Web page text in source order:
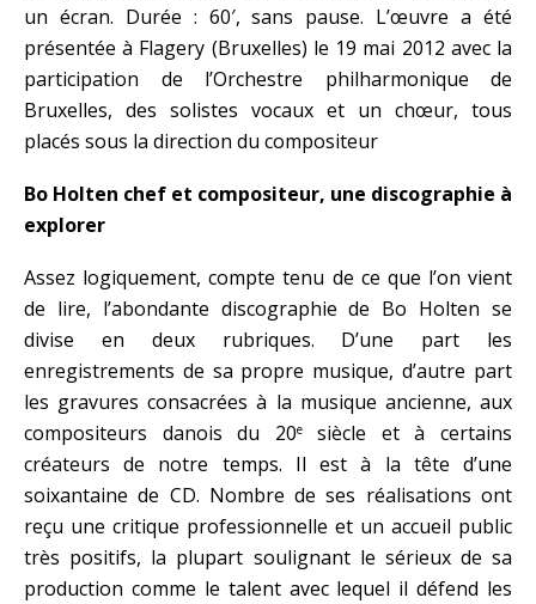
un écran. Durée : 60′, sans pause. L’œuvre a été
présentée à Flagery (Bruxelles) le 19 mai 2012 avec la
participation de l’Orchestre philharmonique de
Bruxelles, des solistes vocaux et un chœur, tous
placés sous la direction du compositeur
Bo Holten chef et compositeur, une discographie à
explorer
Assez logiquement, compte tenu de ce que l’on vient
de lire, l’abondante discographie de Bo Holten se
divise en deux rubriques. D’une part les
enregistrements de sa propre musique, d’autre part
les gravures consacrées à la musique ancienne, aux
compositeurs danois du 20esiècle et à certains
créateurs de notre temps. Il est à la tête d’une
soixantaine de CD. Nombre de ses réalisations ont
reçu une critique professionnelle et un accueil public
très positifs, la plupart soulignant le sérieux de sa
production comme le talent avec lequel il défend les